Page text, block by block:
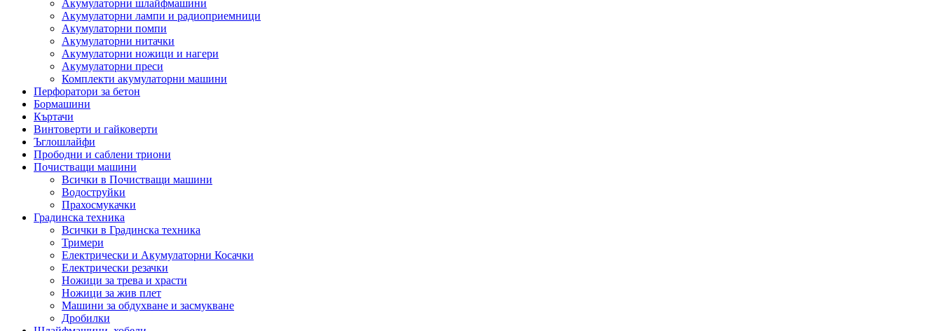
Акумулаторни шлайфмашини
Акумулаторни лампи и радиоприемници
Акумулаторни помпи
Акумулаторни нитачки
Акумулаторни ножици и нагери
Акумулаторни преси
Комплекти акумулаторни машини
Перфоратори за бетон
Бормашини
Къртачи
Винтоверти и гайковерти
Ъглошлайфи
Прободни и саблени триони
Почистващи машини
Всички в Почистващи машини
Водоструйки
Прахосмукачки
Градинска техника
Всички в Градинска техника
Тримери
Електрически и Акумулаторни Косачки
Електрически резачки
Ножици за трева и храсти
Ножици за жив плет
Машини за обдухване и засмукване
Дробилки